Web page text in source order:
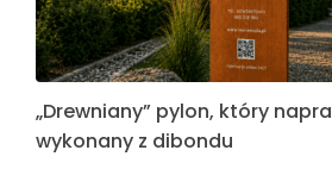
„Drewniany” pylon, który
wykonany z dibondu